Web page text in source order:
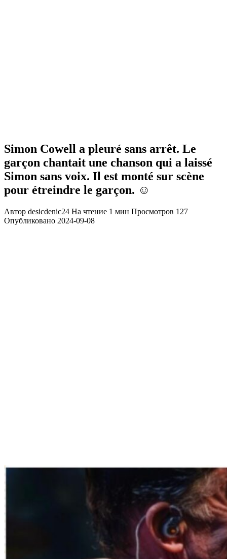
Simon Cowell a pleuré sans arrêt. Le
garçon chantait une chanson qui a laissé
Simon sans voix. Il est monté sur scène
pour étreindre le garçon. ☺️
Автор desicdenic24 На чтение 1 мин Просмотров 127
Опубликовано 2024-09-08